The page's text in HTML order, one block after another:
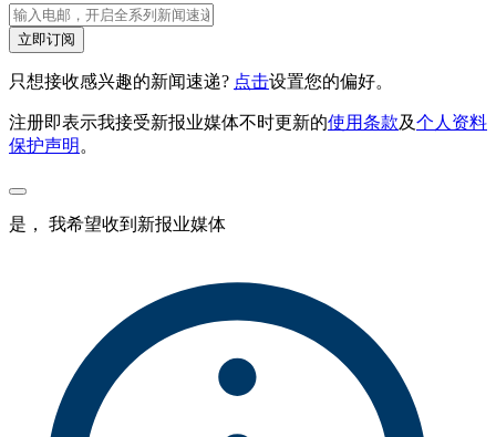
立即订阅
只想接收感兴趣的新闻速递? 点击设置您的偏好。
注册即表示我接受新报业媒体不时更新的使用条款及个人资料
保护声明 。
是， 我希望收到新报业媒体